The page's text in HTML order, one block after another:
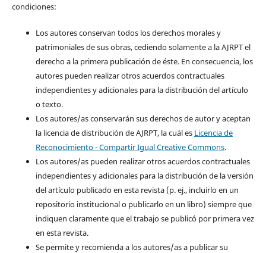
condiciones:
Los autores conservan todos los derechos morales y
patrimoniales de sus obras, cediendo solamente a la AJRPT el
derecho a la primera publicación de éste. En consecuencia, los
autores pueden realizar otros acuerdos contractuales
independientes y adicionales para la distribución del artículo
o texto.
Los autores/as conservarán sus derechos de autor y aceptan
la licencia de distribución de AJRPT, la cuál es Licencia de
Reconocimiento - Compartir Igual Creative Commons.
Los autores/as pueden realizar otros acuerdos contractuales
independientes y adicionales para la distribución de la versión
del artículo publicado en esta revista (p. ej., incluirlo en un
repositorio institucional o publicarlo en un libro) siempre que
indiquen claramente que el trabajo se publicó por primera vez
en esta revista.
Se permite y recomienda a los autores/as a publicar su